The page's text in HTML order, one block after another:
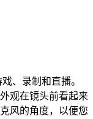
、录制和直播。
观在镜头前看起来
风的角度，以便您